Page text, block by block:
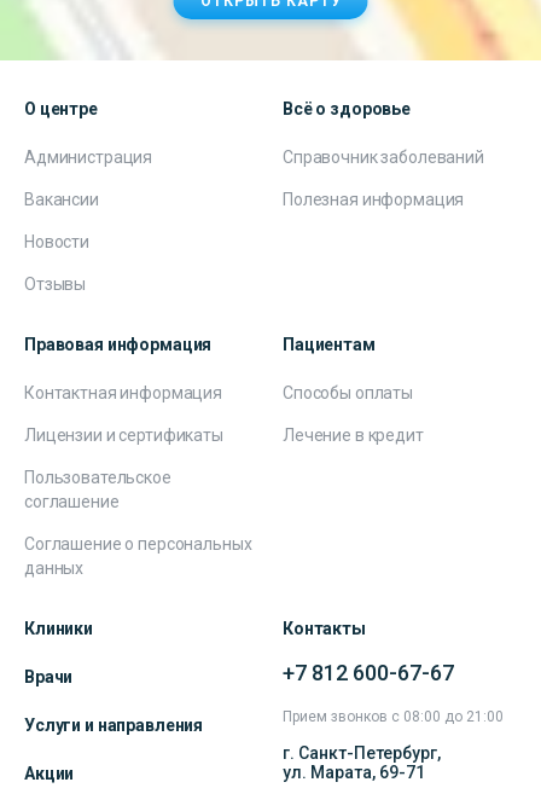
О центре
Администрация
Вакансии
Новости
Отзывы
Всё о здоровье
Справочник заболеваний
Полезная информация
Правовая информация
Контактная информация
Лицензии и сертификаты
Пользовательское
соглашение
Соглашение о персональных
данных
Пациентам
Способы оплаты
Лечение в кредит
Клиники
Врачи
Услуги и направления
Акции
Контакты
+7 812 600-67-67
Прием звонков с 08:00 до 21:00
г. Санкт-Петербург,
ул. Марата, 69-71